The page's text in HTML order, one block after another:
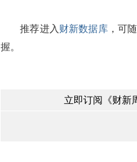
推荐进入财新数据库，可
握。
立即订阅《财新